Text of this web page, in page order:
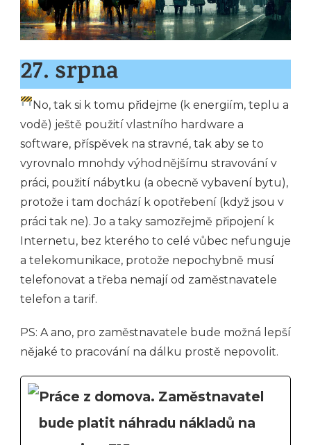
27. srpna
No, tak si k tomu přidejme (k energiím, teplu a
vodě) ještě použití vlastního hardware a
software, příspěvek na stravné, tak aby se to
vyrovnalo mnohdy výhodnějšímu stravování v
práci, použití nábytku (a obecně vybavení bytu),
protože i tam dochází k opotřebení (když jsou v
práci tak ne). Jo a taky samozřejmě připojení k
Internetu, bez kterého to celé vůbec nefunguje
a telekomunikace, protože nepochybně musí
telefonovat a třeba nemají od zaměstnavatele
telefon a tarif.
PS: A ano, pro zaměstnavatele bude možná lepší
nějaké to pracování na dálku prostě nepovolit.
Práce z domova. Zaměstnavatel
bude platit náhradu nákladů na